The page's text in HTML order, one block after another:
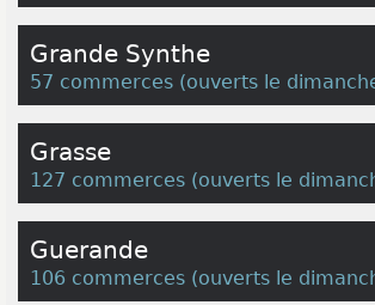
Grande Synthe
57 commerces (ouverts le
Grasse
127 commerces (ouverts le
Guerande
106 commerces (ouverts le